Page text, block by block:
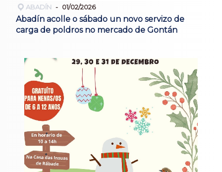
ABADÍN 01/02/2026
Abadín acolle o sábado un novo servizo de
carga de poldros no mercado de Gontán